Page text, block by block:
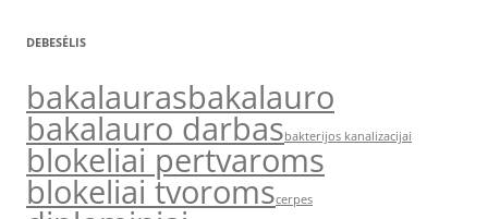
DEBESĖLIS
bakalaurasbakalauro
bakalauro darbasbakterijos kanalizacijai
blokeliai pertvaroms
blokeliai tvoromscerpes